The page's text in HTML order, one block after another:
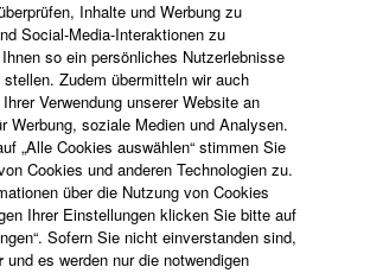
Inhalte und Werbung zu
Social-Media-Interaktionen zu
so ein persönliches Nutzerlebnisse
Zudem übermitteln wir auch
Verwendung unserer Website an
Werbung, soziale Medien und Analysen.
„Alle Cookies auswählen“ stimmen Sie
Cookies und anderen Technologien zu.
über die Nutzung von Cookies
Ihrer Einstellungen klicken Sie bitte auf
Sofern Sie nicht einverstanden sind,
und es werden nur die notwendigen